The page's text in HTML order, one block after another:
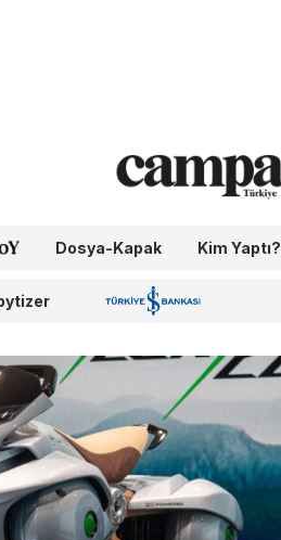
Dosya-Kapak Kim Yaptı?
İş Bankası 100.Yıl